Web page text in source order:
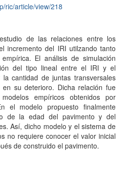
ric/article/view/218
de las relaciones entre los
incremento del IRI utilzando tanto
El análisis de simulación
del tipo lineal entre el IRI y el
cantidad de juntas transversales
su deterioro. Dicha relación fue
empíricos obtenidos por
el modelo propuesto finalmente
de la edad del pavimento y del
Así, dicho modelo y el sistema de
no requiere conocer el valor inicial
de construido el pavimento.